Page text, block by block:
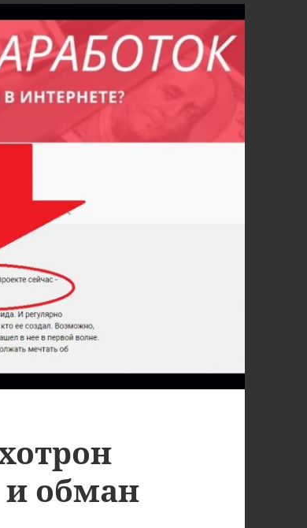
и обман